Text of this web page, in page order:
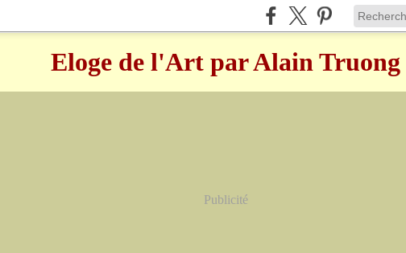
Eloge de l'Art par Alain Truong
Publicité